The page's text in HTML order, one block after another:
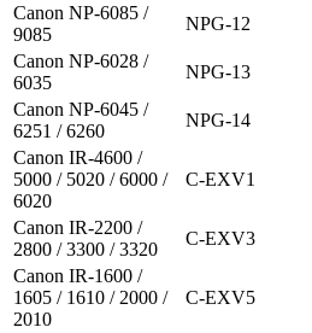
Canon NP-6085 /
9085
NPG-12
Canon NP-6028 /
6035
NPG-13
Canon NP-6045 /
6251 / 6260
NPG-14
Canon IR-4600 /
5000 / 5020 / 6000 /
6020
C-EXV1
Canon IR-2200 /
2800 / 3300 / 3320
C-EXV3
Canon IR-1600 /
1605 / 1610 / 2000 /
2010
C-EXV5